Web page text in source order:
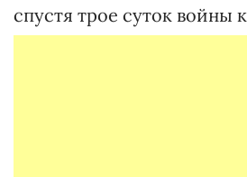
спустя трое суток войны